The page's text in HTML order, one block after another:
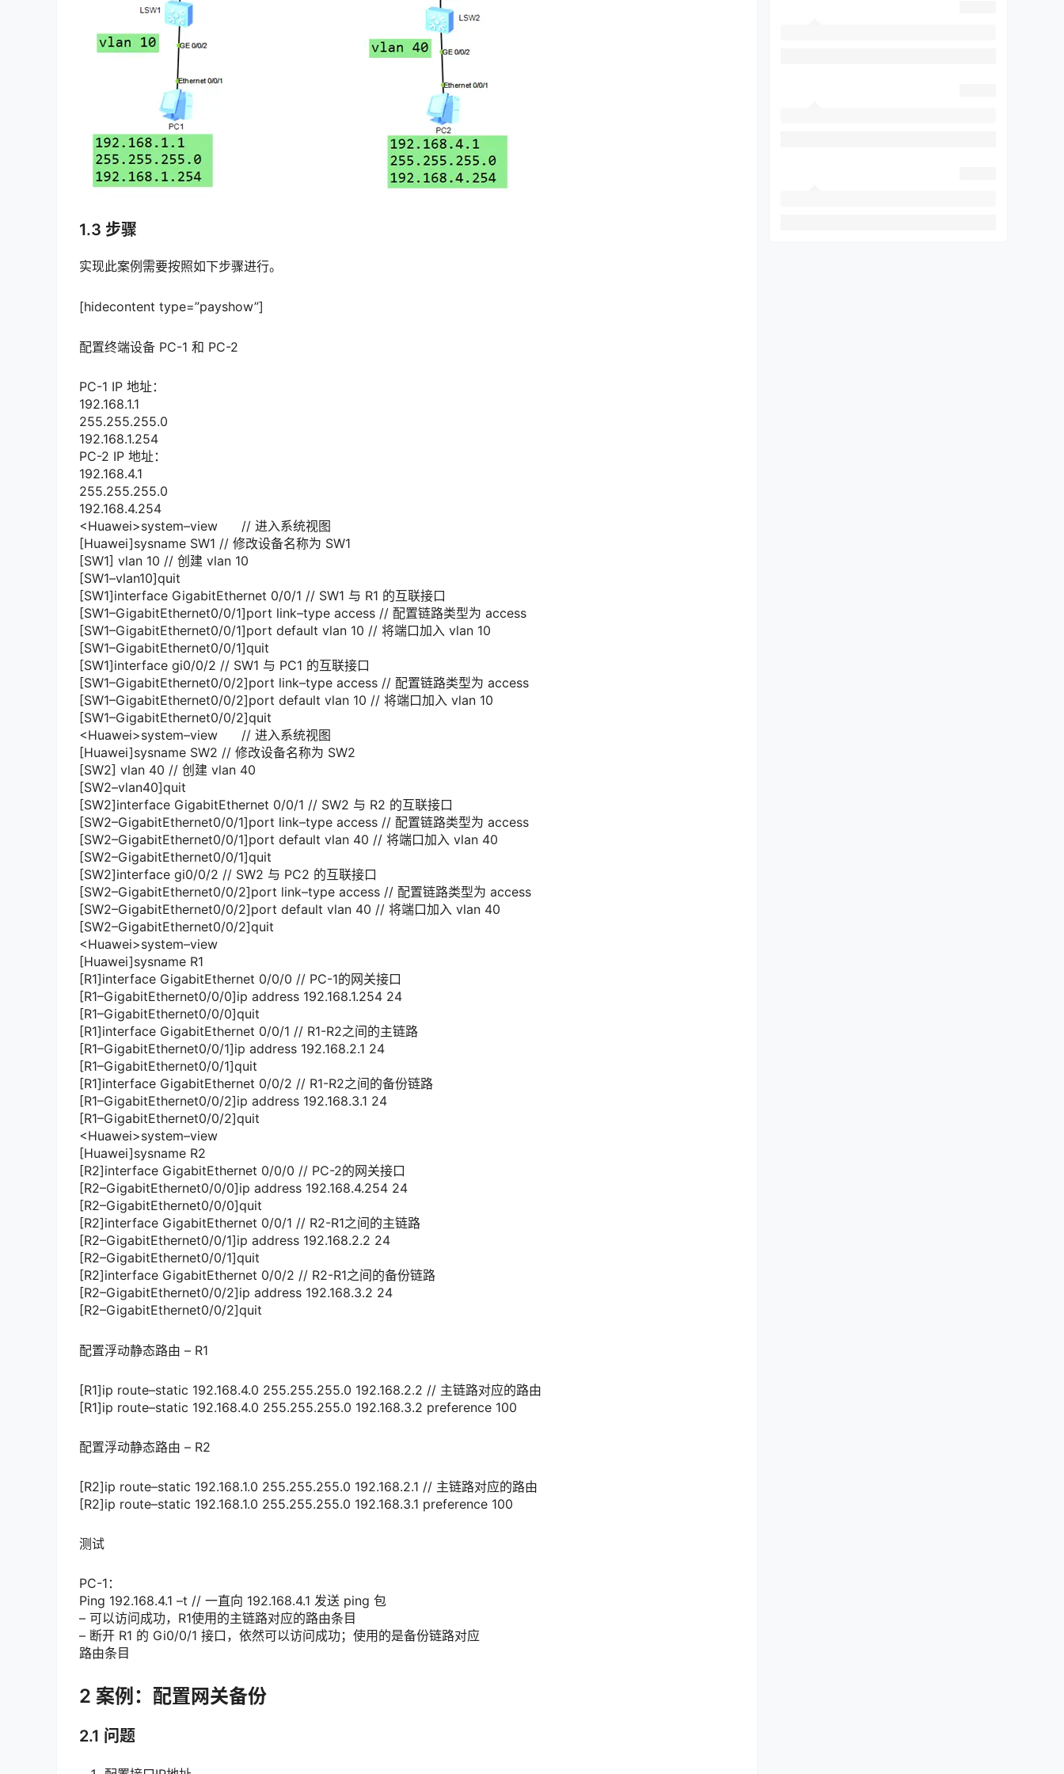
1.3 步骤
实现此案例需要按照如下步骤进行。
[hidecontent type=”payshow”]
配置终端设备 PC-1 和 PC-2
PC-1 IP 地址：
192.168.1.1
255.255.255.0
192.168.1.254
PC-2 IP 地址：
192.168.4.1
255.255.255.0
192.168.4.254
<Huawei>system–view // 进入系统视图
[Huawei]sysname SW1 // 修改设备名称为 SW1
[SW1] vlan 10 // 创建 vlan 10
[SW1–vlan10]quit
[SW1]interface GigabitEthernet 0/0/1 // SW1 与 R1 的互联接口
[SW1–GigabitEthernet0/0/1]port link–type access // 配置链路类型为 access
[SW1–GigabitEthernet0/0/1]port default vlan 10 // 将端口加入 vlan 10
[SW1–GigabitEthernet0/0/1]quit
[SW1]interface gi0/0/2 // SW1 与 PC1 的互联接口
[SW1–GigabitEthernet0/0/2]port link–type access // 配置链路类型为 access
[SW1–GigabitEthernet0/0/2]port default vlan 10 // 将端口加入 vlan 10
[SW1–GigabitEthernet0/0/2]quit
<Huawei>system–view // 进入系统视图
[Huawei]sysname SW2 // 修改设备名称为 SW2
[SW2] vlan 40 // 创建 vlan 40
[SW2–vlan40]quit
[SW2]interface GigabitEthernet 0/0/1 // SW2 与 R2 的互联接口
[SW2–GigabitEthernet0/0/1]port link–type access // 配置链路类型为 access
[SW2–GigabitEthernet0/0/1]port default vlan 40 // 将端口加入 vlan 40
[SW2–GigabitEthernet0/0/1]quit
[SW2]interface gi0/0/2 // SW2 与 PC2 的互联接口
[SW2–GigabitEthernet0/0/2]port link–type access // 配置链路类型为 access
[SW2–GigabitEthernet0/0/2]port default vlan 40 // 将端口加入 vlan 40
[SW2–GigabitEthernet0/0/2]quit
<Huawei>system–view
[Huawei]sysname R1
[R1]interface GigabitEthernet 0/0/0 // PC-1的网关接口
[R1–GigabitEthernet0/0/0]ip address 192.168.1.254 24
[R1–GigabitEthernet0/0/0]quit
[R1]interface GigabitEthernet 0/0/1 // R1-R2之间的主链路
[R1–GigabitEthernet0/0/1]ip address 192.168.2.1 24
[R1–GigabitEthernet0/0/1]quit
[R1]interface GigabitEthernet 0/0/2 // R1-R2之间的备份链路
[R1–GigabitEthernet0/0/2]ip address 192.168.3.1 24
[R1–GigabitEthernet0/0/2]quit
<Huawei>system–view
[Huawei]sysname R2
[R2]interface GigabitEthernet 0/0/0 // PC-2的网关接口
[R2–GigabitEthernet0/0/0]ip address 192.168.4.254 24
[R2–GigabitEthernet0/0/0]quit
[R2]interface GigabitEthernet 0/0/1 // R2-R1之间的主链路
[R2–GigabitEthernet0/0/1]ip address 192.168.2.2 24
[R2–GigabitEthernet0/0/1]quit
[R2]interface GigabitEthernet 0/0/2 // R2-R1之间的备份链路
[R2–GigabitEthernet0/0/2]ip address 192.168.3.2 24
[R2–GigabitEthernet0/0/2]quit
配置浮动静态路由 – R1
[R1]ip route–static 192.168.4.0 255.255.255.0 192.168.2.2 // 主链路对应的路由
[R1]ip route–static 192.168.4.0 255.255.255.0 192.168.3.2 preference 100
配置浮动静态路由 – R2
[R2]ip route–static 192.168.1.0 255.255.255.0 192.168.2.1 // 主链路对应的路由
[R2]ip route–static 192.168.1.0 255.255.255.0 192.168.3.1 preference 100
测试
PC-1 ：
Ping 192.168.4.1 –t // 一直向 192.168.4.1 发送 ping 包
– 可以访问成功，R1使用的主链路对应的路由条目
– 断开 R1 的 Gi0/0/1 接口，依然可以访问成功；使用的是备份链路对应
路由条目
2 案例：配置网关备份
2.1 问题